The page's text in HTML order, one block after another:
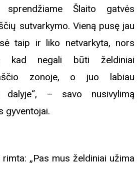
Šlaito gatvės
sutvarkymo. Vieną pusę jau
taip ir liko netvarkyta, nors
kad negali būti želdiniai
zonoje, o juo labiau
dalyje“, – savo nusivylimą
gyventojai.
„Pas mus želdiniai užima